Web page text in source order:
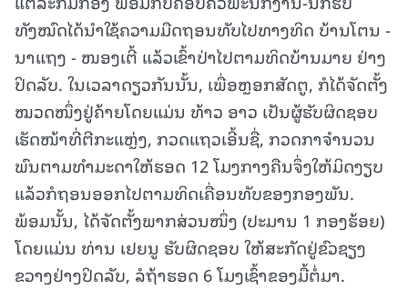
ທັງໝົດໄດ້ນຳໃຊ້ຄວາມມືດຖອນທັບໄປທາງທິດ ບ້ານໂຕນ -
ນາແຖງ - ໜອງເຕີ້ ແລ້ວເຂົ້າປ່າໄປຕາມທິດບ້ານມາຍ ຢ່າງ
ປິດລັບ. ໃນເວລາດຽວກັນນັ້ນ, ເພື່ອຫຼອກສັດຕູ, ກໍໄດ້ຈັດຕັ້ງ
ໝວດໜຶ່ງຢູ່ຄ້າຍໂດຍແມ່ນ ທ້າວ ອາວ ເປັນຜູ້ຮັບຜິດຊອບ
ເຮັດໜ້າທີ່ຕີກະແຫຼ່ງ, ກວດແຖວເອີ້ນຊື່, ກວດກາຈໍານວນ
ພົນຕາມທໍາມະດາໃຫ້ຮອດ 12 ໂມງກາງຄືນຈຶ່ງໃຫ້ມິດງຽບ
ແລ້ວກໍຖອນອອກໄປຕາມທິດເຄື່ອນທັບຂອງກອງພັນ.
ພ້ອມນັ້ນ, ໄດ້ຈັດຕັ້ງພາກສ່ວນໜຶ່ງ (ປະມານ 1 ກອງຮ້ອຍ)
ໂດຍແມ່ນ ທ່ານ ເຢຍນູ ຮັບຜິດຊອບ ໃຫ້ສະກັດຢູ່ຂົວຊຽງ
ຂວາງຢ່າງປິດລັບ, ລໍຖ້າຮອດ 6 ໂມງເຊົ້າຂອງມື້ຕໍ່ມາ.